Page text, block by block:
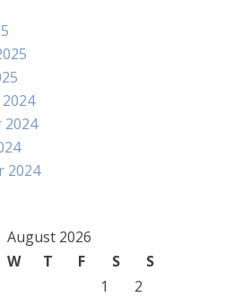
2024
2024
August 2026
W T F S
S
1
2